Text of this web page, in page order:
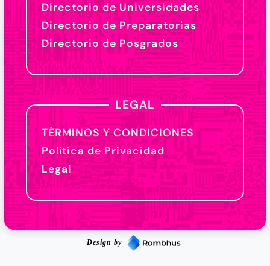
Directorio de Universidades
Directorio de Preparatorias
Directorio de Posgrados
LEGAL
TÉRMINOS Y CONDICIONES
Política de Privacidad
Legal
Design by